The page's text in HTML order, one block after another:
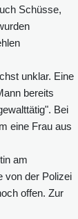
Schüsse,
unklar. Eine
bereits
Bei
eine Frau aus
am
von der Polizei
offen. Zur